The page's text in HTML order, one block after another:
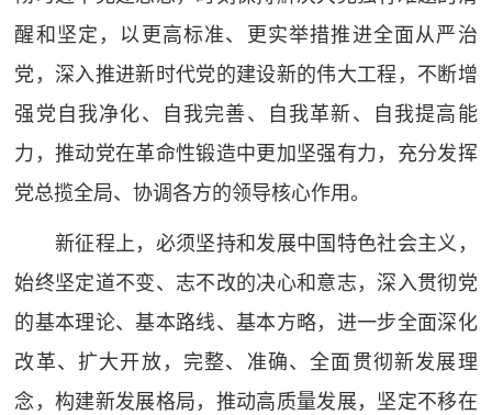
醒和坚定，以更高标准、更实举措推进全面从严治
党，深入推进新时代党的建设新的伟大工程，不断增
强党自我净化、自我完善、自我革新、自我提高能
力，推动党在革命性锻造中更加坚强有力，充分发挥
党总揽全局、协调各方的领导核心作用。
新征程上，必须坚持和发展中国特色社会主义，
始终坚定道不变、志不改的决心和意志，深入贯彻党
的基本理论、基本路线、基本方略，进一步全面深化
改革、扩大开放，完整、准确、全面贯彻新发展理
念，构建新发展格局，推动高质量发展，坚定不移在